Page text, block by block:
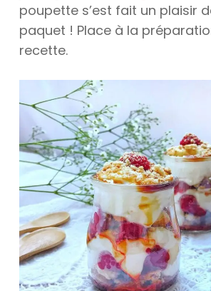
poupette s’est fait un plaisir
paquet ! Place à la
recette.